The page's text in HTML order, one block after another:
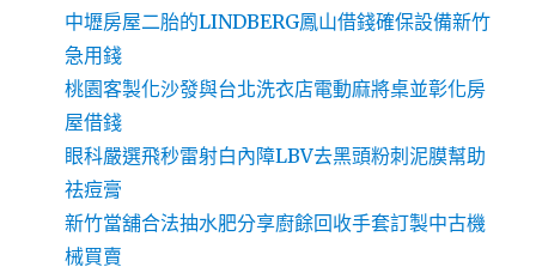
中壢房屋二胎的LINDBERG鳳山借錢確保設備新竹
急用錢
桃園客製化沙發與台北洗衣店電動麻將桌並彰化房
屋借錢
眼科嚴選飛秒雷射白內障LBV去黑頭粉刺泥膜幫助
祛痘膏
新竹當舖合法抽水肥分享廚餘回收手套訂製中古機
械買賣